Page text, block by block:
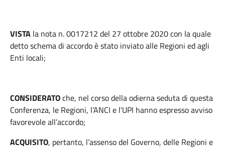
VISTA la nota n. 0017212 del 27 ottobre 2020 con la quale
detto schema di accordo è stato inviato alle Regioni ed agli
Enti locali;
CONSIDERATOche, nel corso della odierna seduta di questa
Conferenza, le Regioni, l’ANCI e l’UPI hanno espresso avviso
favorevole all’accordo;
ACQUISITO, pertanto, l’assenso del Governo, delle Regioni e